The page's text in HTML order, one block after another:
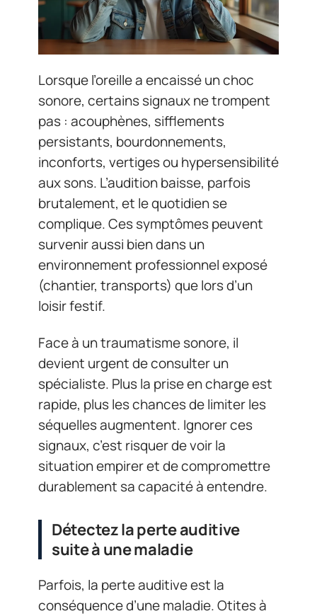
Lorsque l’oreille a encaissé un choc
sonore, certains signaux ne trompent
pas : acouphènes, sifflements
persistants, bourdonnements,
inconforts, vertiges ou hypersensibilité
aux sons. L’audition baisse, parfois
brutalement, et le quotidien se
complique. Ces symptômes peuvent
survenir aussi bien dans un
environnement professionnel exposé
(chantier, transports) que lors d’un
loisir festif.
Face à un traumatisme sonore, il
devient urgent de consulter un
spécialiste. Plus la prise en charge est
rapide, plus les chances de limiter les
séquelles augmentent. Ignorer ces
signaux, c’est risquer de voir la
situation empirer et de compromettre
durablement sa capacité à entendre.
Détectez la perte auditive
suite à une maladie
Parfois, la perte auditive est la
conséquence d’une maladie. Otites à